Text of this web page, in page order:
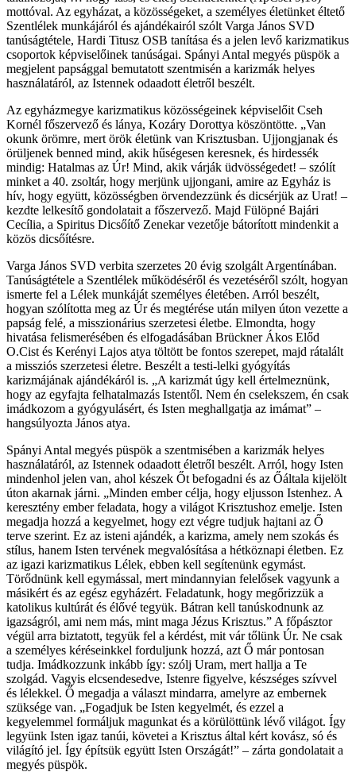
mottóval. Az egyházat, a közösségeket, a személyes életünket éltető
Szentlélek munkájáról és ajándékairól szólt Varga János SVD
tanúságtétele, Hardi Titusz OSB tanítása és a jelen levő karizmatikus
csoportok képviselőinek tanúságai. Spányi Antal megyés püspök a
megjelent papsággal bemutatott szentmisén a karizmák helyes
használatáról, az Istennek odaadott életről beszélt.
Az egyházmegye karizmatikus közösségeinek képviselőit Cseh
Kornél főszervező és lánya, Kozáry Dorottya köszöntötte. „Van
okunk örömre, mert örök életünk van Krisztusban. Ujjongjanak és
örüljenek benned mind, akik hűségesen keresnek, és hirdessék
mindig: Hatalmas az Úr! Mind, akik várják üdvösségedet! – szólít
minket a 40. zsoltár, hogy merjünk ujjongani, amire az Egyház is
hív, hogy együtt, közösségben örvendezzünk és dicsérjük az Urat! –
kezdte lelkesítő gondolatait a főszervező. Majd Fülöpné Bajári
Cecília, a Spiritus Dicsőítő Zenekar vezetője bátorított mindenkit a
közös dicsőítésre.
Varga János SVD verbita szerzetes 20 évig szolgált Argentínában.
Tanúságtétele a Szentlélek működéséről és vezetéséről szólt, hogyan
ismerte fel a Lélek munkáját személyes életében. Arról beszélt,
hogyan szólította meg az Úr és megtérése után milyen úton vezette a
papság felé, a misszionárius szerzetesi életbe. Elmondta, hogy
hivatása felismerésében és elfogadásában Brückner Ákos Előd
O.Cist és Kerényi Lajos atya töltött be fontos szerepet, majd rátalált
a missziós szerzetesi életre. Beszélt a testi-lelki gyógyítás
karizmájának ajándékáról is. „A karizmát úgy kell értelmeznünk,
hogy az egyfajta felhatalmazás Istentől. Nem én cselekszem, én csak
imádkozom a gyógyulásért, és Isten meghallgatja az imámat” –
hangsúlyozta János atya.
Spányi Antal megyés püspök a szentmisében a karizmák helyes
használatáról, az Istennek odaadott életről beszélt. Arról, hogy Isten
mindenhol jelen van, ahol készek Őt befogadni és az Őáltala kijelölt
úton akarnak járni. „Minden ember célja, hogy eljusson Istenhez. A
keresztény ember feladata, hogy a világot Krisztushoz emelje. Isten
megadja hozzá a kegyelmet, hogy ezt végre tudjuk hajtani az Ő
terve szerint. Ez az isteni ajándék, a karizma, amely nem szokás és
stílus, hanem Isten tervének megvalósítása a hétköznapi életben. Ez
az igazi karizmatikus Lélek, ebben kell segítenünk egymást.
Törődnünk kell egymással, mert mindannyian felelősek vagyunk a
másikért és az egész egyházért. Feladatunk, hogy megőrizzük a
katolikus kultúrát és élővé tegyük. Bátran kell tanúskodnunk az
igazságról, ami nem más, mint maga Jézus Krisztus.” A főpásztor
végül arra biztatott, tegyük fel a kérdést, mit vár tőlünk Úr. Ne csak
a személyes kéréseinkkel forduljunk hozzá, azt Ő már pontosan
tudja. Imádkozzunk inkább így: szólj Uram, mert hallja a Te
szolgád. Vagyis elcsendesedve, Istenre figyelve, készséges szívvel
és lélekkel. Ő megadja a választ mindarra, amelyre az embernek
szüksége van. „Fogadjuk be Isten kegyelmét, és ezzel a
kegyelemmel formáljuk magunkat és a körülöttünk lévő világot. Így
legyünk Isten igaz tanúi, követei a Krisztus által kért kovász, só és
világító jel. Így építsük együtt Isten Országát!” – zárta gondolatait a
megyés püspök.